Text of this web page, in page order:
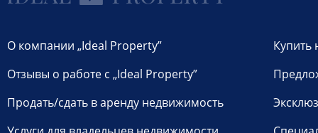
О компании „Ideal Property”
Отзывы о работе с „Ideal Property”
Продать/сдать в аренду недвижимость
Купить